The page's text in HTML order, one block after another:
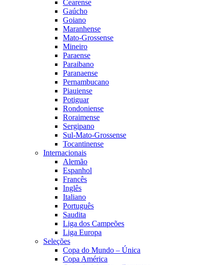
Cearense
Gaúcho
Goiano
Maranhense
Mato-Grossense
Mineiro
Paraense
Paraibano
Paranaense
Pernambucano
Piauiense
Potiguar
Rondoniense
Roraimense
Sergipano
Sul-Mato-Grossense
Tocantinense
Internacionais
Alemão
Espanhol
Francês
Inglês
Italiano
Português
Saudita
Liga dos Campeões
Liga Europa
Seleções
Copa do Mundo – Única
Copa América